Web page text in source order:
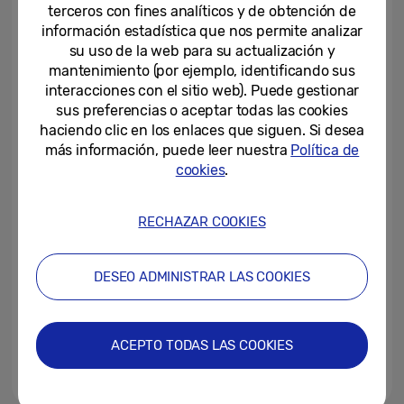
Reduction” de TÜV Rheinland...
Samsung añade más
dispositivos a su programa de
Self-Repair, incluyendo por...
20-12-2023
aterriza en España
05-12-2023
que reciclar dispositivos...
terceros con fines analíticos y de obtención de
información estadística que nos permite analizar
su uso de la web para su actualización y
mantenimiento (por ejemplo, identificando sus
interacciones con el sitio web). Puede gestionar
sus preferencias o aceptar todas las cookies
haciendo clic en los enlaces que siguen. Si desea
más información, puede leer nuestra Política de
cookies.
RECHAZAR COOKIES
DESEO ADMINISTRAR LAS COOKIES
ACEPTO TODAS LAS COOKIES